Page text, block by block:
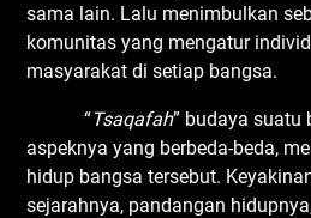
sama lain. Lalu menimbulkan
komunitas yang mengatur
masyarakat di setiap bangsa.
“Tsaqafah” budaya suatu
aspeknya yang berbeda-beda,
hidup bangsa tersebut.
sejarahnya, pandangan